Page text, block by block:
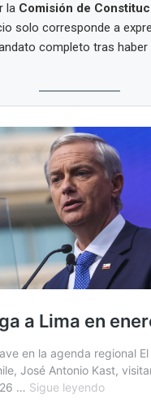
la Comisión de
solo corresponde a
completo tras haber